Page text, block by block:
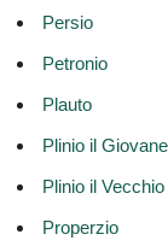
Persio
Petronio
Plauto
Plinio il Giovane
Plinio il Vecchio
Properzio